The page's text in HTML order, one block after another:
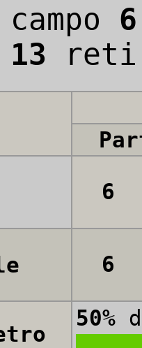
6
13 reti
6
6
50%